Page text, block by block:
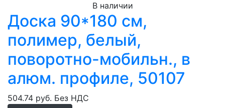
В наличии
Доска 90*180 см,
полимер, белый,
поворотно-мобильн., в
алюм. профиле, 50107
504.74 руб. Без НДС